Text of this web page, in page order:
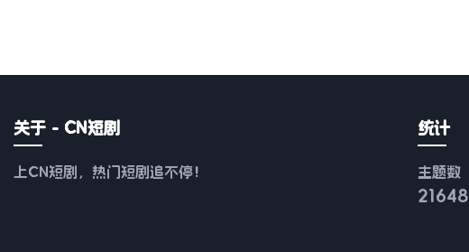
关于 - CN短剧
上CN短剧，热门短剧追不停！
统计
主题数
21648